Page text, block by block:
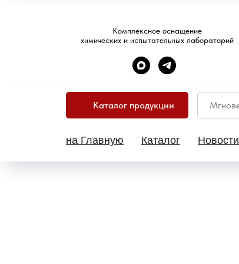
Комплексное оснащение
химических и испытательных лабораторий
Каталог продукции
на Главную Каталог Новости